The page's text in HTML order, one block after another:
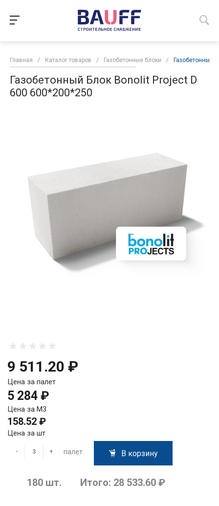
Главная / Каталог товаров / Газобетонные блоки / Газобетонный
Газобетонный Блок Bonolit Project D
600 600*200*250
9 511.20 ₽
Цена за палет
5 284 ₽
Цена за М3
158.52 ₽
Цена за шт
- + палет. В корзину
180 шт. Итого: 28 533.60 ₽